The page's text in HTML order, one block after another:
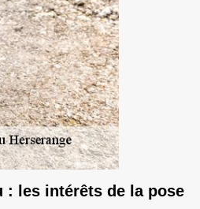
: les intérêts de la pose